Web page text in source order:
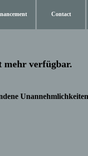
Contact
mehr verfügbar.